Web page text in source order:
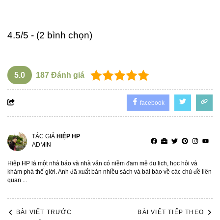
4.5/5 - (2 bình chọn)
5.0 187 Đánh giá
facebook
TÁC GIẢ HIỆP HP
ADMIN
Hiệp HP là một nhà báo và nhà văn có niềm đam mê du lịch, học hỏi và
khám phá thế giới. Anh đã xuất bản nhiều sách và bài báo về các chủ đề liên
quan ...
BÀI VIẾT TRƯỚC BÀI VIẾT TIẾP THEO